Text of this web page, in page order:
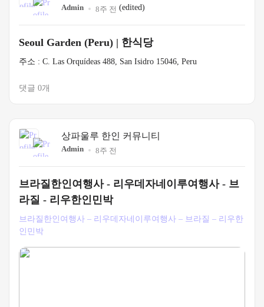
Admin 8주 전 (edited)
Seoul Garden (Peru) | 한식당
주소 : C. Las Orquídeas 488, San Isidro 15046, Peru
댓글 0개
상파울루 한인 커뮤니티
Admin 8주 전
브라질한인여행사 - 리우데자네이루여행사 - 브
라질 - 리우한인민박
브라질한인여행사 – 리우데자네이루여행사 – 브라질 – 리우한
인민박